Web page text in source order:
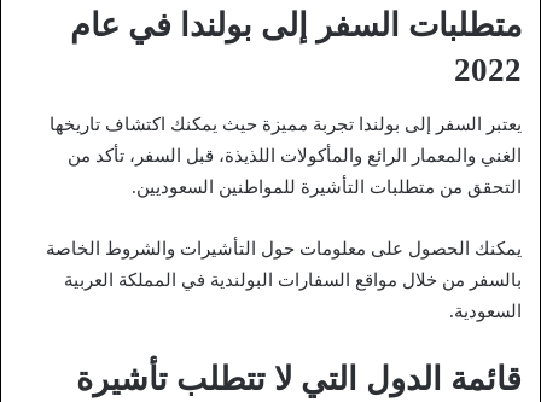
متطلبات السفر إلى بولندا في عام
2022
يعتبر السفر إلى بولندا تجربة مميزة حيث يمكنك اكتشاف تاريخها
الغني والمعمار الرائع والمأكولات اللذيذة، قبل السفر، تأكد من
التحقق من متطلبات التأشيرة للمواطنين السعوديين.
يمكنك الحصول على معلومات حول التأشيرات والشروط الخاصة
بالسفر من خلال مواقع السفارات البولندية في المملكة العربية
السعودية.
قائمة الدول التي لا تتطلب تأشيرة